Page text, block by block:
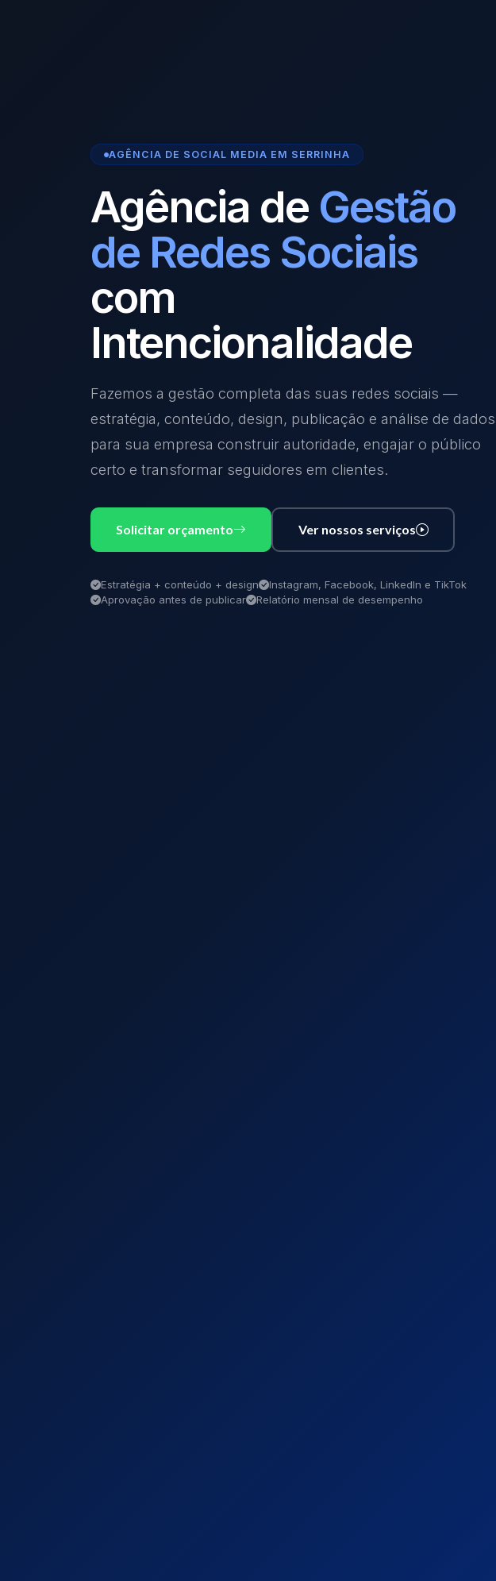
AGÊNCIA DE SOCIAL MEDIA EM SERRINHA
Agência de Gestão
de Redes Sociais
com
Intencionalidade
Fazemos a gestão completa das suas redes sociais —
estratégia, conteúdo, design, publicação e análise de
para sua empresa construir autoridade, engajar o público
certo e transformar seguidores em clientes.
Solicitar orçamento Ver nossos serviços
Estratégia + conteúdo + design
Instagram, Facebook, LinkedIn e TikTok
Aprovação antes de publicar
Relatório mensal de desempenho